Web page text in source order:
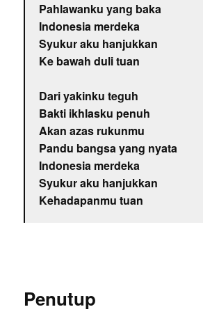
Pahlawanku yang baka
Indonesia merdeka
Syukur aku hanjukkan
Ke bawah duli tuan
Dari yakinku teguh
Bakti ikhlasku penuh
Akan azas rukunmu
Pandu bangsa yang nyata
Indonesia merdeka
Syukur aku hanjukkan
Kehadapanmu tuan
Penutup